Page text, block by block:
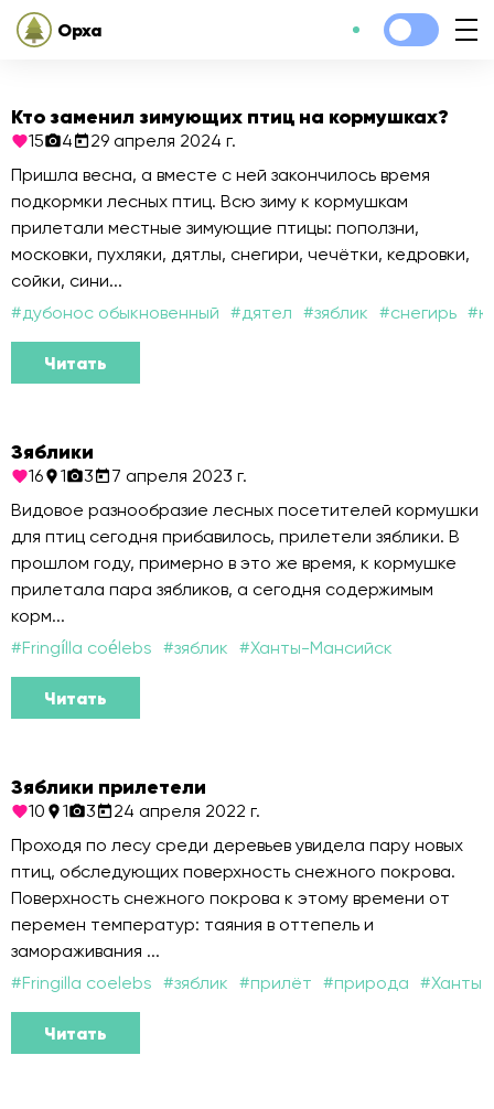
Орха
Кто заменил зимующих птиц на кормушках?
15 4
29 апреля 2024 г.
Пришла весна, а вместе с ней закончилось время
подкормки лесных птиц. Всю зиму к кормушкам
прилетали местные зимующие птицы: поползни,
московки, пухляки, дятлы, снегири, чечётки, кедровки,
сойки, сини...
#дубонос обыкновенный #дятел #зяблик #снегирь #
Читать
Зяблики
16 1 3
7 апреля 2023 г.
Видовое разнообразие лесных посетителей кормушки
для птиц сегодня прибавилось, прилетели зяблики. В
прошлом году, примерно в это же время, к кормушке
прилетала пара зябликов, а сегодня содержимым
корм...
#Fringílla coélebs #зяблик #Ханты-Мансийск
Читать
Зяблики прилетели
10 1 3
24 апреля 2022 г.
Проходя по лесу среди деревьев увидела пару новых
птиц, обследующих поверхность снежного покрова.
Поверхность снежного покрова к этому времени от
перемен температур: таяния в оттепель и
замораживания ...
#Fringilla coelebs #зяблик #прилёт #природа #
Читать